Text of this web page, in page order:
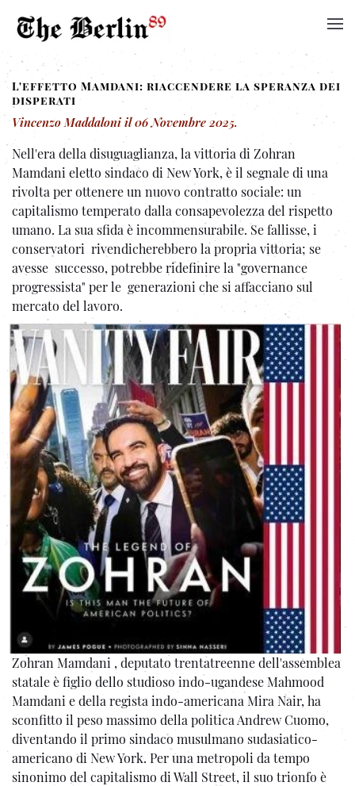
L'effetto Mamdani: riaccendere la speranza dei
disperati
Vincenzo Maddaloni il06 Novembre 2025.
Nell'era della disuguaglianza, la vittoria di Zohran
Mamdani eletto sindaco di New York, è il segnale di una
rivolta per ottenere un nuovo contratto sociale: un
capitalismo temperato dalla consapevolezza del rispetto
umano. La sua sfida è incommensurabile. Se fallisse, i
conservatori rivendicherebbero la propria vittoria; se
avesse successo, potrebbe ridefinire la "governance
progressista" per le generazioni che si affacciano sul
mercato del lavoro.
Zohran Mamdani , deputato trentatreenne dell'assemblea
statale è figlio dello studioso indo-ugandese Mahmood
Mamdani e della regista indo-americana Mira Nair, ha
sconfitto il peso massimo della politica Andrew Cuomo,
diventando il primo sindaco musulmano sudasiatico-
americano di New York. Per una metropoli da tempo
sinonimo del capitalismo di Wall Street, il suo trionfo è